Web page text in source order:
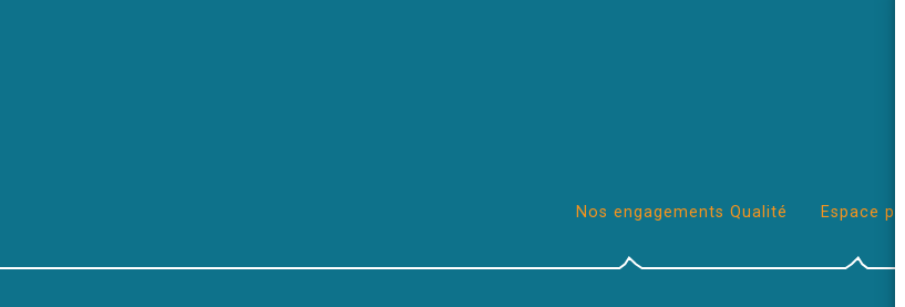
Nos engagements Qualité Espace pro